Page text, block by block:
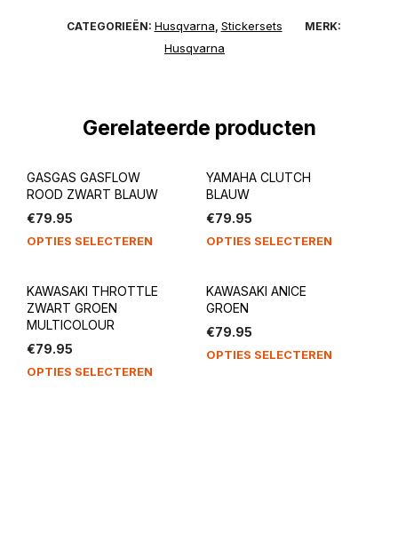
CATEGORIEËN: Husqvarna Stickersets MERK:
Husqvarna
Gerelateerde producten
GASGAS GASFLOW
ROOD ZWART BLAUW
€79.95
OPTIES SELECTEREN
YAMAHA CLUTCH
BLAUW
€79.95
OPTIES SELECTEREN
KAWASAKI THROTTLE
ZWART GROEN
MULTICOLOUR
€79.95
OPTIES SELECTEREN
KAWASAKI ANICE
GROEN
€79.95
OPTIES SELECTEREN